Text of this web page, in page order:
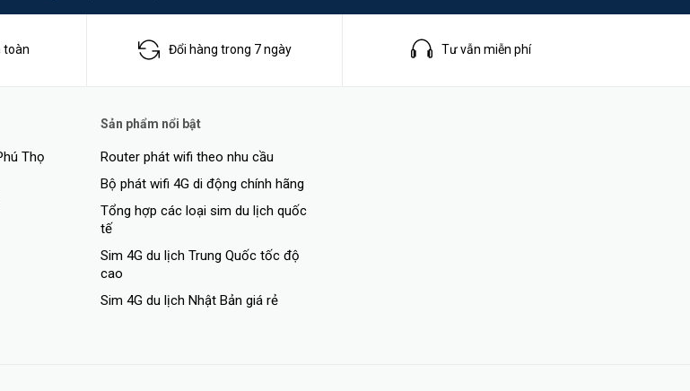
toàn Đổi hàng trong 7 ngày Tư vẫn miễn phí
Thọ
Sản phẩm nổi bật
Router phát wifi theo nhu cầu
Bộ phát wifi 4G di động chính hãng
Tổng hợp các loại sim du lịch quốc
tế
Sim 4G du lịch Trung Quốc tốc độ
cao
Sim 4G du lịch Nhật Bản giá rẻ